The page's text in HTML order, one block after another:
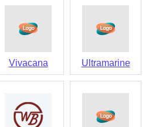
Vivacana Ultramarine